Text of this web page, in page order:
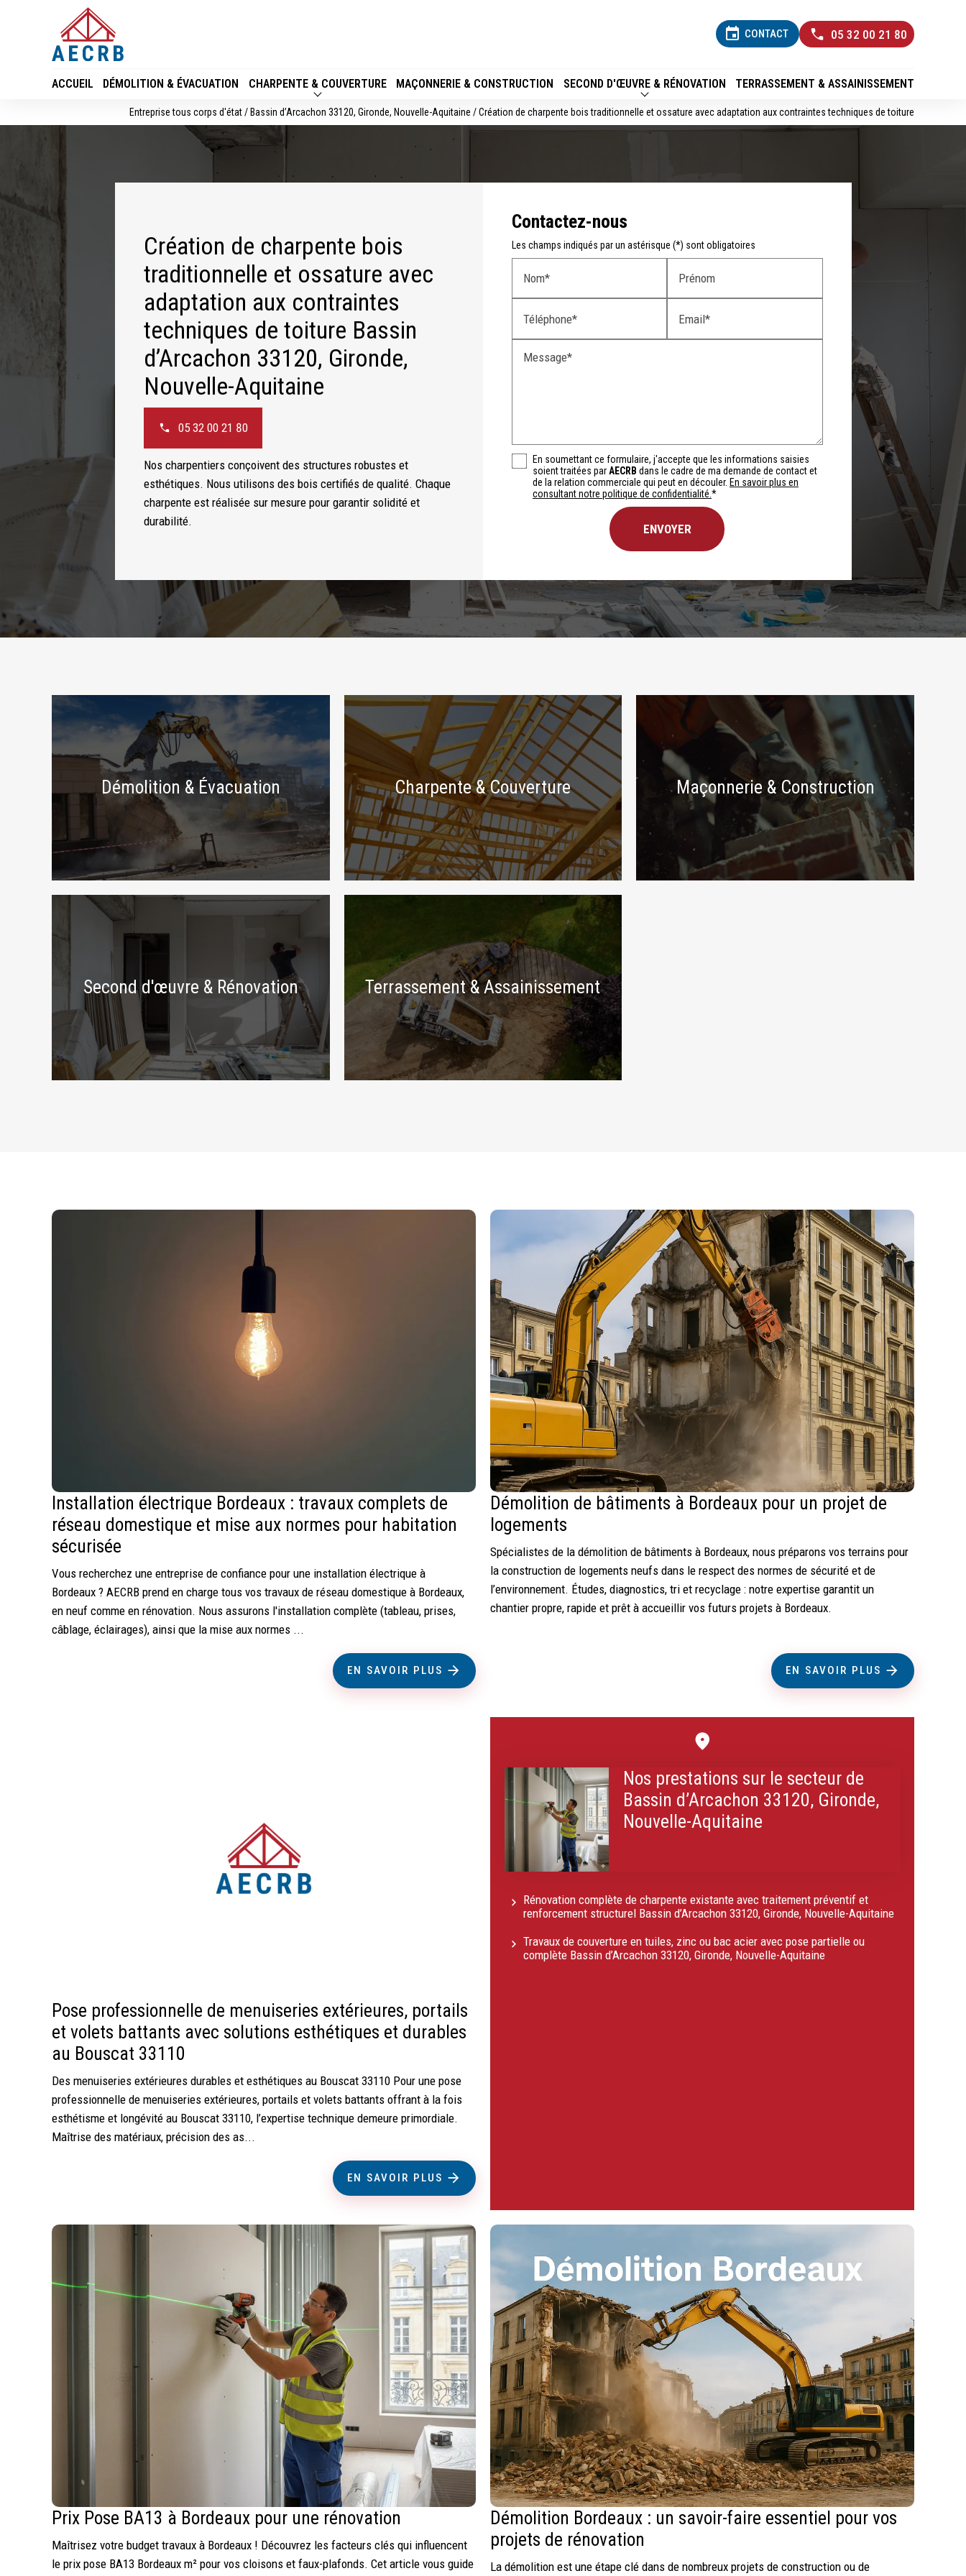
event CONTACT 05 32 00 21 80
ACCUEIL DÉMOLITION & ÉVACUATION CHARPENTE & COUVERTURE MAÇONNERIE & CONSTRUCTION SECOND D'ŒUVRE & RÉNOVATION TERRASSEMENT & ASSAINISSEMENT
Entreprise tous corps d'état / Bassin d’Arcachon 33120, Gironde, Nouvelle-Aquitaine / Création de charpente bois traditionnelle et ossature avec adaptation aux contraintes techniques de toiture
Création de charpente bois
traditionnelle et ossature avec
adaptation aux contraintes
techniques de toiture Bassin
d’Arcachon 33120, Gironde,
Nouvelle-Aquitaine
05 32 00 21 80
Nos charpentiers conçoivent des structures robustes et
esthétiques. Nous utilisons des bois certifiés de qualité. Chaque
charpente est réalisée sur mesure pour garantir solidité et
durabilité.
Contactez-nous
Les champs indiqués par un astérisque (*) sont obligatoires
Nom* Prénom
Téléphone* Email*
Message*
En soumettant ce formulaire, j'accepte que les informations saisies
soient traitées parAECRB dans le cadre de ma demande de contact et
de la relation commerciale qui peut en découler. En savoir plus en
consultant notre politique de confidentialité. *
Démolition & Évacuation Charpente & Couverture Maçonnerie & Construction
Second d'œuvre & Rénovation Terrassement & Assainissement
Installation électrique Bordeaux : travaux complets de
réseau domestique et mise aux normes pour habitation
sécurisée
Vous recherchez une entreprise de confiance pour une installation électrique à
Bordeaux ? AECRB prend en charge tous vos travaux de réseau domestique à Bordeaux,
en neuf comme en rénovation. Nous assurons l'installation complète (tableau, prises,
câblage, éclairages), ainsi que la mise aux normes ...
EN SAVOIR PLUS
Démolition de bâtiments à Bordeaux pour un projet de
logements
Spécialistes de la démolition de bâtiments à Bordeaux, nous préparons vos terrains pour
la construction de logements neufs dans le respect des normes de sécurité et de
l’environnement. Études, diagnostics, tri et recyclage : notre expertise garantit un
chantier propre, rapide et prêt à accueillir vos futurs projets à Bordeaux.
EN SAVOIR PLUS
Pose professionnelle de menuiseries extérieures, portails
et volets battants avec solutions esthétiques et durables
au Bouscat 33110
Des menuiseries extérieures durables et esthétiques au Bouscat 33110 Pour une pose
professionnelle de menuiseries extérieures, portails et volets battants offrant à la fois
esthétisme et longévité au Bouscat 33110, l’expertise technique demeure primordiale.
Maîtrise des matériaux, précision des as...
EN SAVOIR PLUS
Nos prestations sur le secteur de
Bassin d’Arcachon 33120, Gironde,
Nouvelle-Aquitaine
Rénovation complète de charpente existante avec traitement préventif et
renforcement structurel Bassin d’Arcachon 33120, Gironde, Nouvelle-Aquitaine
Travaux de couverture en tuiles, zinc ou bac acier avec pose partielle ou
complète Bassin d’Arcachon 33120, Gironde, Nouvelle-Aquitaine
Prix Pose BA13 à Bordeaux pour une rénovation
Maîtrisez votre budget travaux à Bordeaux ! Découvrez les facteurs clés qui influencent
le prix pose BA13 Bordeaux m² pour vos cloisons et faux-plafonds. Cet article vous guide
Démolition Bordeaux : un savoir-faire essentiel pour vos
projets de rénovation
La démolition est une étape clé dans de nombreux projets de construction ou de
Panneau de gestion des cookies